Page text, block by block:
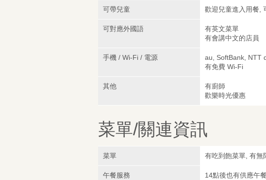
可帶兒童 歡迎兒童進入用餐,
可對應外國語
有英文菜單
有會講中文的店員
手機 / Wi-Fi / 電源
au, SoftBank, NTT
有免費 Wi-Fi
其他
有廚師
歡樂時光優惠
菜單/關連資訊
菜單 有吃到飽菜單, 有無
午餐服務 14點後也有供應午餐